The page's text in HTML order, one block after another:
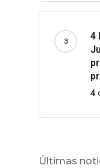
4
4
Últimas